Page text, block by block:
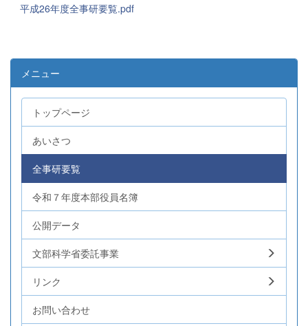
平成26年度全事研要覧.pdf
メニュー
トップページ
あいさつ
全事研要覧
令和７年度本部役員名簿
公開データ
文部科学省委託事業
リンク
お問い合わせ